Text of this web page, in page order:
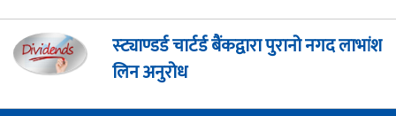
स्ट्याण्डर्ड चार्टर्ड बैंकद्वारा पुरानो नगद लाभांश
लिन अनुरोध